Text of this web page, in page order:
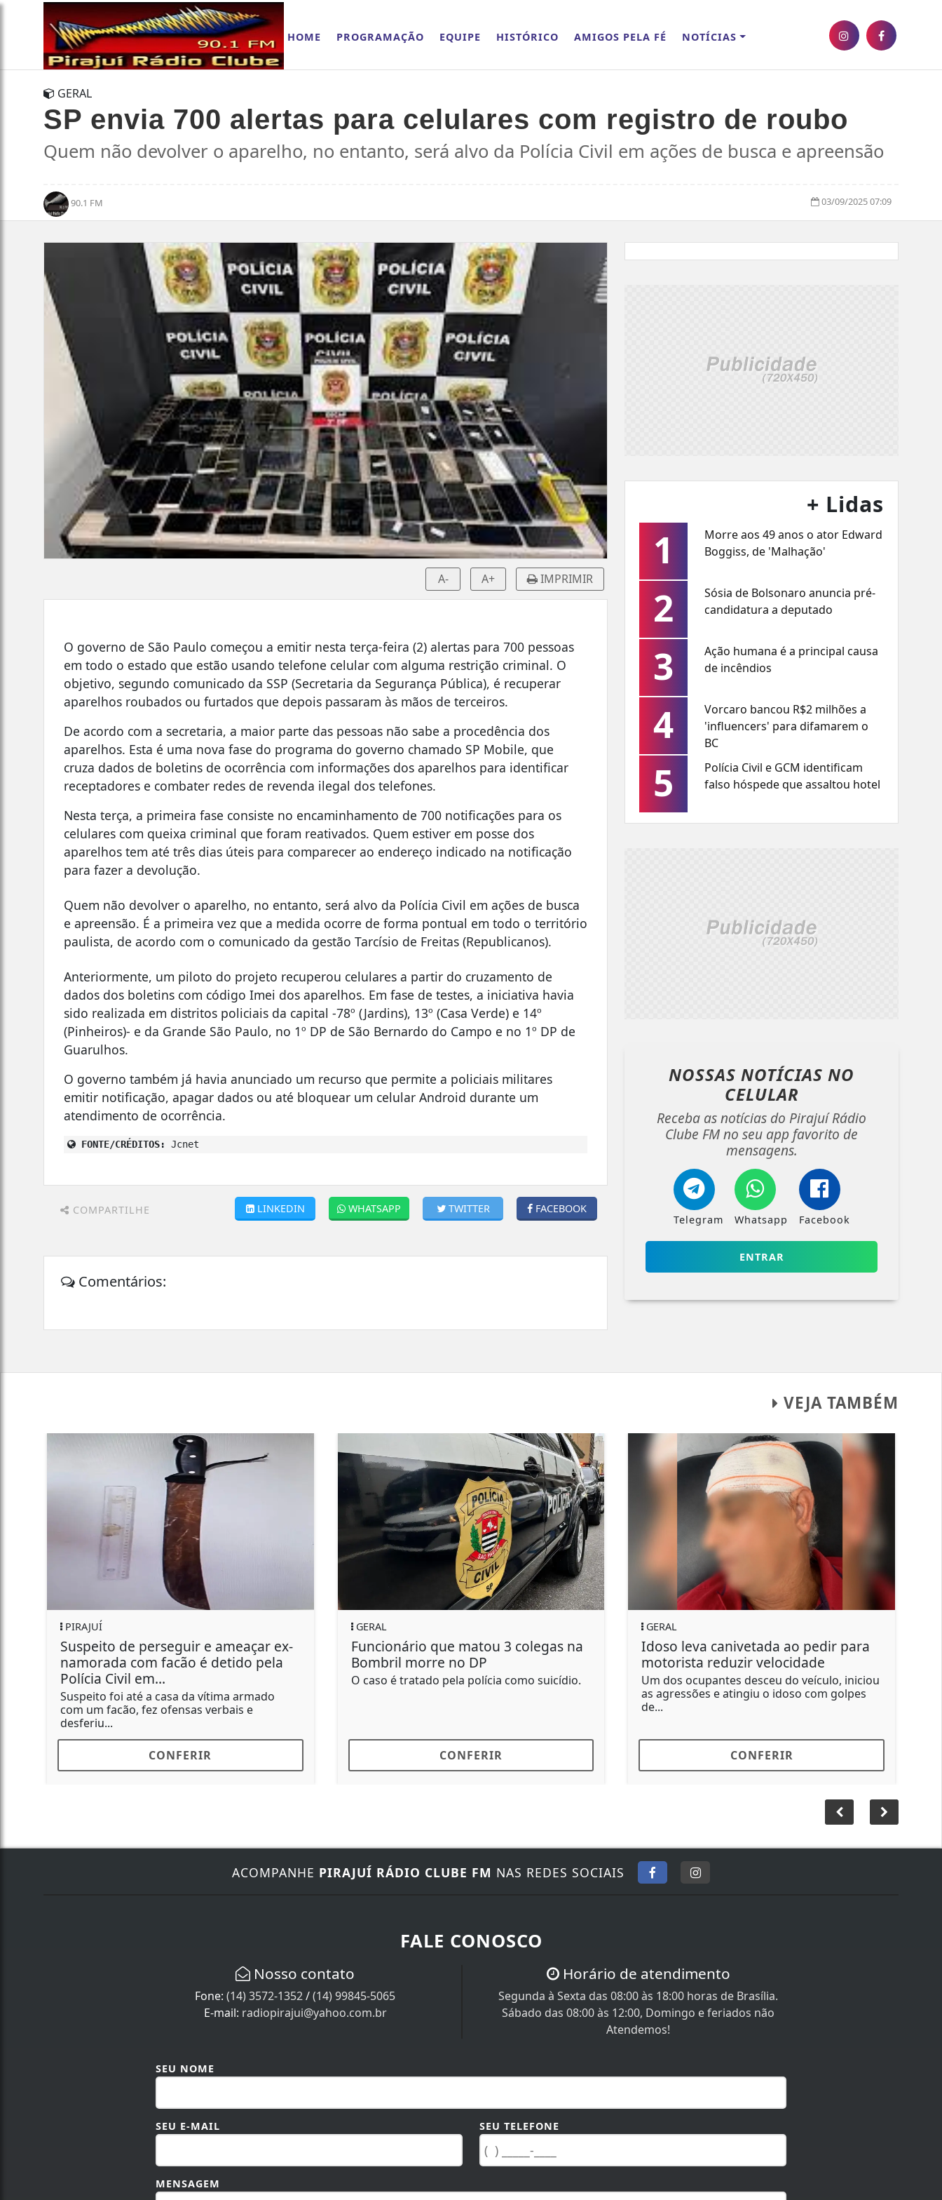
HOME PROGRAMAÇÃO EQUIPE HISTÓRICO AMIGOS PELA FÉ NOTÍCIAS
GERAL
SP envia 700 alertas para celulares com registro de roubo
Quem não devolver o aparelho, no entanto, será alvo da Polícia Civil em ações de busca e apreensão
90.1 FM 03/09/2025 07:09
A- A+ IMPRIMIR
O governo de São Paulo começou a emitir nesta terça-feira (2) alertas para 700 pessoas
em todo o estado que estão usando telefone celular com alguma restrição criminal. O
objetivo, segundo comunicado da SSP (Secretaria da Segurança Pública), é recuperar
aparelhos roubados ou furtados que depois passaram às mãos de terceiros.
De acordo com a secretaria, a maior parte das pessoas não sabe a procedência dos
aparelhos. Esta é uma nova fase do programa do governo chamado SP Mobile, que
cruza dados de boletins de ocorrência com informações dos aparelhos para identificar
receptadores e combater redes de revenda ilegal dos telefones.
Nesta terça, a primeira fase consiste no encaminhamento de 700 notificações para os
celulares com queixa criminal que foram reativados. Quem estiver em posse dos
aparelhos tem até três dias úteis para comparecer ao endereço indicado na notificação
para fazer a devolução.
Quem não devolver o aparelho, no entanto, será alvo da Polícia Civil em ações de busca
e apreensão. É a primeira vez que a medida ocorre de forma pontual em todo o território
paulista, de acordo com o comunicado da gestão Tarcísio de Freitas (Republicanos).
Anteriormente, um piloto do projeto recuperou celulares a partir do cruzamento de
dados dos boletins com código Imei dos aparelhos. Em fase de testes, a iniciativa havia
sido realizada em distritos policiais da capital -78º (Jardins), 13º (Casa Verde) e 14º
(Pinheiros)- e da Grande São Paulo, no 1º DP de São Bernardo do Campo e no 1º DP de
Guarulhos.
O governo também já havia anunciado um recurso que permite a policiais militares
emitir notificação, apagar dados ou até bloquear um celular Android durante um
atendimento de ocorrência.
FONTE/CRÉDITOS: Jcnet
COMPARTILHE FACEBOOK
TWITTER
WHATSAPP
LINKEDIN
Comentários:
+ Lidas
1
Morre aos 49 anos o ator Edward
Boggiss, de 'Malhação'
2
Sósia de Bolsonaro anuncia pré-
candidatura a deputado
3
Ação humana é a principal causa
de incêndios
4
Vorcaro bancou R$2 milhões a
'influencers' para difamarem o
BC
5
Polícia Civil e GCM identificam
falso hóspede que assaltou hotel
NOSSAS NOTÍCIASNO
CELULAR
Receba as notícias do Pirajuí Rádio
Clube FM no seu app favorito de
mensagens.
Telegram Whatsapp Facebook
ENTRAR
VEJA TAMBÉM
de perseguir e ameaçar ex-
com facão é detido pela
Civil em...
foi até a casa da vítima armado
facão, fez ofensas verbais e
Funcionário que matou 3 colegas na
Bombril morre no DP
O caso é tratado pela polícia como suicídio.
Idoso leva canivetada ao pedir para
motorista reduzir velocidade
Um dos ocupantes desceu do veículo, iniciou
as agressões e atingiu o idoso com golpes
Suspeito de
Segundo a
um para matar o
ACOMPANHE PIRAJUÍ RÁDIO CLUBE FM NAS REDES SOCIAIS
FALE CONOSCO
Nosso contato
Fone:(14) 3572-1352/(14) 99845-5065
E-mail: radiopirajui@yahoo.com.br
Horário de atendimento
Segunda à Sexta das 08:00 às 18:00 horas de Brasília.
Sábado das 08:00 às 12:00, Domingo e feriados não
Atendemos!
SEU NOME
SEU E-MAIL SEU TELEFONE
MENSAGEM